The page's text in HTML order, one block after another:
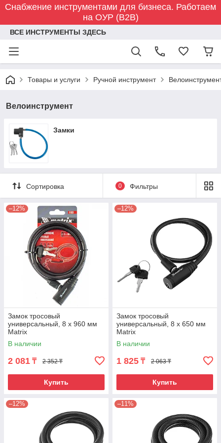
Снабжение инструментами для бизнеса. Работаем
на ОУР (B2B)
ВСЕ ИНСТРУМЕНТЫ ЗДЕСЬ
Товары и услуги Ручной инструмент
Велоинструмент
Замки
Сортировка 0 Фильтры
–12%
Замок тросовый
универсальный, 8 х 960 мм
Matrix
В наличии
2 081 ₸ 2 352 ₸
Купить
–12%
Замок тросовый
универсальный, 8 х 650 мм
Matrix
В наличии
1 825 ₸ 2 063 ₸
Купить
–12% –11%